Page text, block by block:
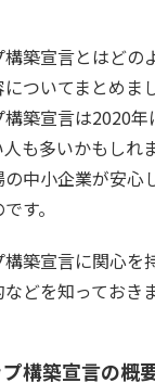
築宣言とはどの
ついてまとめま
築宣言は2020年
も多いかもしれ
中小企業が安心
す。
築宣言に関心を
どを知っておき
構築宣言の概